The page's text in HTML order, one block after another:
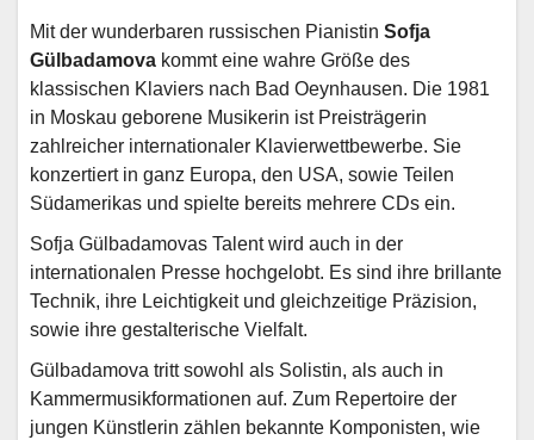
Mit der wunderbaren russischen Pianistin Sofja
Gülbadamova kommt eine wahre Größe des
klassischen Klaviers nach Bad Oeynhausen. Die 1981
in Moskau geborene Musikerin ist Preisträgerin
zahlreicher internationaler Klavierwettbewerbe. Sie
konzertiert in ganz Europa, den USA, sowie Teilen
Südamerikas und spielte bereits mehrere CDs ein.
Sofja Gülbadamovas Talent wird auch in der
internationalen Presse hochgelobt. Es sind ihre brillante
Technik, ihre Leichtigkeit und gleichzeitige Präzision,
sowie ihre gestalterische Vielfalt.
Gülbadamova tritt sowohl als Solistin, als auch in
Kammermusikformationen auf. Zum Repertoire der
jungen Künstlerin zählen bekannte Komponisten, wie